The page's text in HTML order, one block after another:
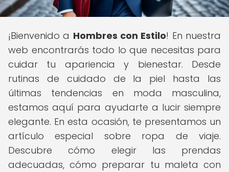
¡Bienvenido a Hombres con Estilo! En nuestra
web encontrarás todo lo que necesitas para
cuidar tu apariencia y bienestar. Desde
rutinas de cuidado de la piel hasta las
últimas tendencias en moda masculina,
estamos aquí para ayudarte a lucir siempre
elegante. En esta ocasión, te presentamos un
artículo especial sobre ropa de viaje.
Descubre cómo elegir las prendas
adecuadas, cómo preparar tu maleta con